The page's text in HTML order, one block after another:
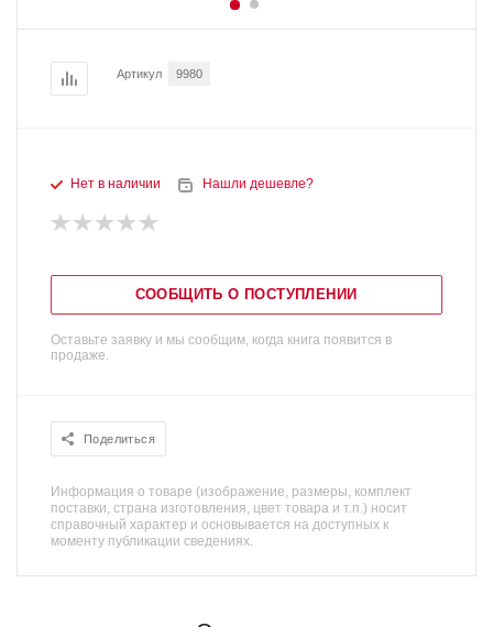
Артикул 9980
Нет в наличии Нашли дешевле?
СООБЩИТЬ О ПОСТУПЛЕНИИ
Оставьте заявку и мы сообщим, когда книга появится в
продаже.
Поделиться
Информация о товаре (изображение, размеры, комплект
поставки, страна изготовления, цвет товара и т.п.) носит
справочный характер и основывается на доступных к
моменту публикации сведениях.